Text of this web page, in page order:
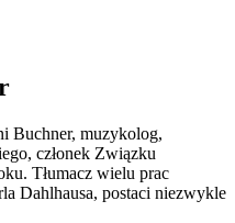
Buchner, muzykolog,
członek Związku
Tłumacz wielu prac
Dahlhausa, postaci niezwykle